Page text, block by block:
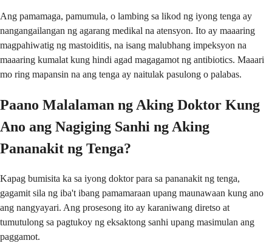
Ang pamamaga, pamumula, o lambing sa likod ng iyong tenga ay
nangangailangan ng agarang medikal na atensyon. Ito ay maaaring
magpahiwatig ng mastoiditis, na isang malubhang impeksyon na
maaaring kumalat kung hindi agad magagamot ng antibiotics. Maaari
mo ring mapansin na ang tenga ay naitulak pasulong o palabas.
Paano Malalaman ng Aking Doktor Kung
Ano ang Nagiging Sanhi ng Aking
Pananakit ng Tenga?
Kapag bumisita ka sa iyong doktor para sa pananakit ng tenga,
gagamit sila ng iba't ibang pamamaraan upang maunawaan kung ano
ang nangyayari. Ang prosesong ito ay karaniwang diretso at
tumutulong sa pagtukoy ng eksaktong sanhi upang masimulan ang
paggamot.